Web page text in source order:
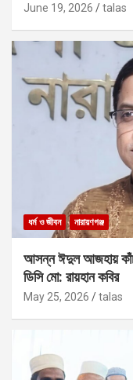
June 19, 2026 talas
ধর্ম ও জীবন নারায়ণগঞ্জ
আসন্ন ঈদুল আজহায় কাঁচা
ডিসি মো: রায়হান কবির
May 25, 2026 talas